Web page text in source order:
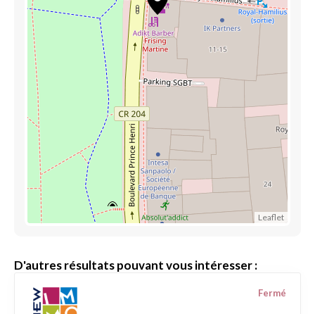
Leaflet
D'autres résultats pouvant vous intéresser :
Fermé